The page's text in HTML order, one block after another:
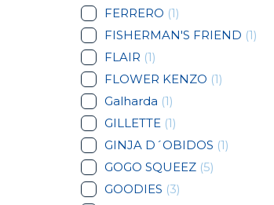
FERRERO (1)
FISHERMAN'S FRIEND (1)
FLAIR (1)
FLOWER KENZO (1)
Galharda (1)
GILLETTE (1)
GINJA D´OBIDOS (1)
GOGO SQUEEZ (5)
GOODIES (3)